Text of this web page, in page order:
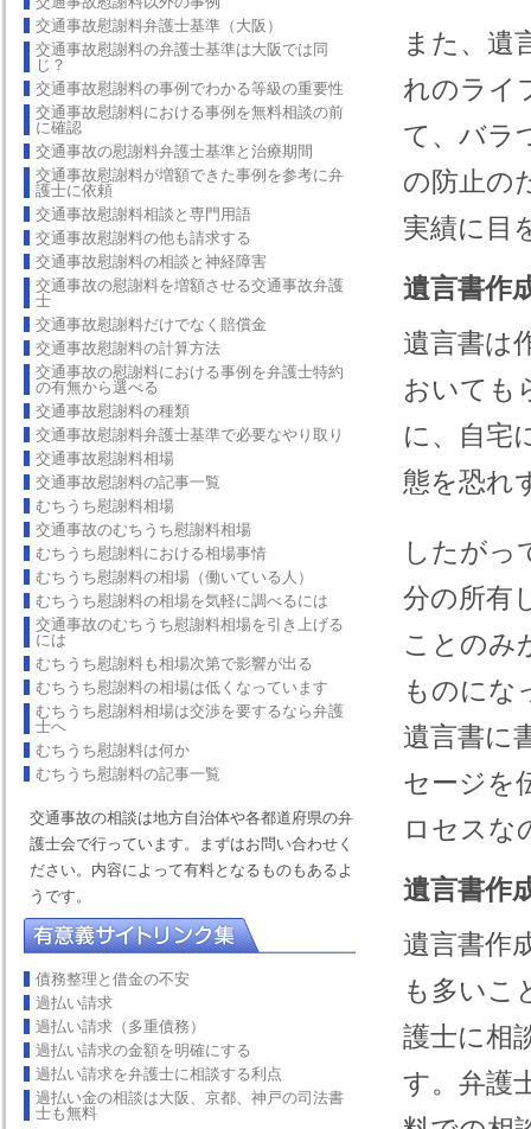
交通事故慰謝料弁護士基準（大阪）
交通事故慰謝料の弁護士基準は大阪では同
じ？
交通事故慰謝料の事例でわかる等級の重要性
交通事故慰謝料における事例を無料相談の前
に確認
交通事故の慰謝料弁護士基準と治療期間
交通事故慰謝料が増額できた事例を参考に弁
護士に依頼
交通事故慰謝料相談と専門用語
交通事故慰謝料の他も請求する
交通事故慰謝料の相談と神経障害
交通事故の慰謝料を増額させる交通事故弁護
士
交通事故慰謝料だけでなく賠償金
交通事故慰謝料の計算方法
交通事故の慰謝料における事例を弁護士特約
の有無から選べる
交通事故慰謝料の種類
交通事故慰謝料弁護士基準で必要なやり取り
交通事故慰謝料相場
交通事故慰謝料の記事一覧
むちうち慰謝料相場
交通事故のむちうち慰謝料相場
むちうち慰謝料における相場事情
むちうち慰謝料の相場（働いている人）
むちうち慰謝料の相場を気軽に調べるには
交通事故のむちうち慰謝料相場を引き上げる
には
むちうち慰謝料も相場次第で影響が出る
むちうち慰謝料の相場は低くなっています
むちうち慰謝料相場は交渉を要するなら弁護
士へ
むちうち慰謝料は何か
むちうち慰謝料の記事一覧
交通事故の相談は地方自治体や各都道府県の弁
護士会で行っています。まずはお問い合わせく
ださい。内容によって有料となるものもあるよ
うです。
債務整理と借金の不安
過払い請求
過払い請求（多重債務）
過払い請求の金額を明確にする
過払い請求を弁護士に相談する利点
過払い金の相談は大阪、京都、神戸の司法書
士も無料
また、遺
れのライ
て、バラ
の防止の
実績に目
遺言書作
遺言書は
おいても
に、自宅
態を恐れ
したがっ
分の所有
ことのみ
ものにな
遺言書に
セージを
ロセスな
遺言書作
遺言書作
も多いこ
護士に相
す。弁護